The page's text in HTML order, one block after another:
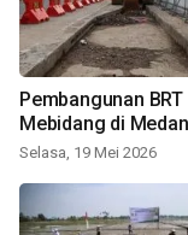
Pembangunan BRT
Mebidang di Medan
Selasa, 19 Mei 2026